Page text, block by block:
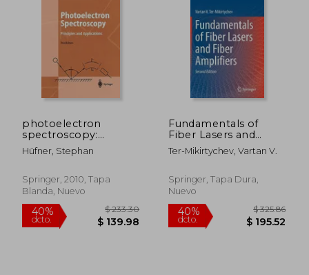
40% 40%
photoelectron
spectroscopy:
principles and
applications (en
Hüfner, Stephan
Springer, 2010, Tapa
Blanda, Nuevo
Fundamentals of
Fiber Lasers and
Fiber Amplifiers (en
Inglés)
Ter-Mikirtychev, Vartan V.
Springer, Tapa Dura,
Nuevo